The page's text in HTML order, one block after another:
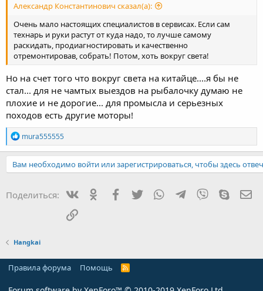
Александр Константинович сказал(а):
Очень мало настоящих специалистов в сервисах. Если сам
технарь и руки растут от куда надо, то лучше самому
раскидать, продиагностировать и качественно
отремонтировав, собрать! Потом, хоть вокруг света!
Но на счет того что вокруг света на китайце....я бы не
стал... для не чамтых выездов на рыбалочку думаю не
плохие и не дорогие... для промысла и серьезных
походов есть другие моторы!
Р
е
а
к
ц
и
:
mura555555
Вам необходимо войти или зарегистрироваться, чтобы здесь
Поделиться: ВконтактеОдноклассники
Facebook
TwitterWhatsAppTelegram
Viber Skype
Ссылка
Hangkai
Правила форума Помощь
R